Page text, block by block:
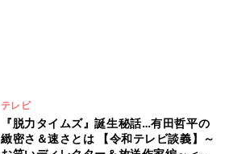
テレビ
『脱力タイムズ』誕生秘話…有田哲平の
緻密さ＆速さとは 【令和テレビ談義】～